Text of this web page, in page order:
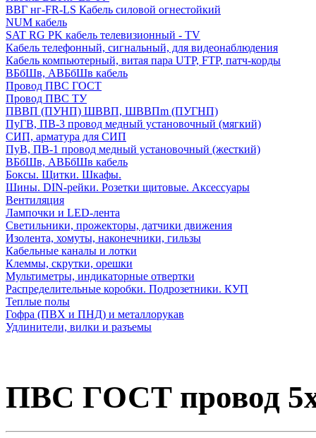
ВВГ нг-FR-LS Кабель силовой огнестойкий
NUM кабель
SAT RG PK кабель телевизионный - TV
Кабель телефонный, сигнальный, для видеонаблюдения
Кабель компьютерный, витая пара UTP, FTP, патч-корды
ВБбШв, АВБбШв кабель
Провод ПВС ГОСТ
Провод ПВС ТУ
ПВВП (ПУНП) ШВВП, ШВВПm (ПУГНП)
ПуГВ, ПВ-3 провод медный установочный (мягкий)
СИП, арматура для СИП
ПуВ, ПВ-1 провод медный установочный (жесткий)
ВБбШв, АВБбШв кабель
Боксы. Щитки. Шкафы.
Шины. DIN-рейки. Розетки щитовые. Аксессуары
Вентиляция
Лампочки и LED-лента
Светильники, прожекторы, датчики движения
Изолента, хомуты, наконечники, гильзы
Кабельные каналы и лотки
Клеммы, скрутки, орешки
Мультиметры, индикаторные отвертки
Распределительные коробки. Подрозетники. КУП
Теплые полы
Гофра (ПВХ и ПНД) и металлорукав
Удлинители, вилки и разъемы
ПВС ГОСТ провод